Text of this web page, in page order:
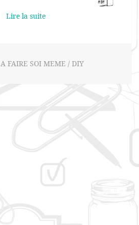
Lire la suite
A FAIRE SOI MEME / DIY